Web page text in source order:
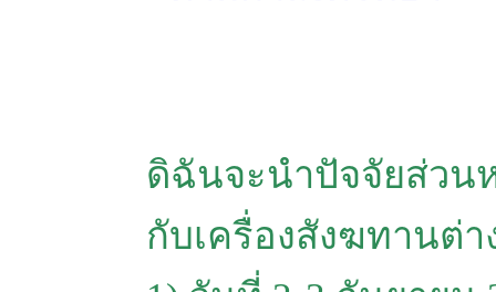
ดิฉันจะนำปัจจัยส่วน
กับเครื่องสังฆทานต่